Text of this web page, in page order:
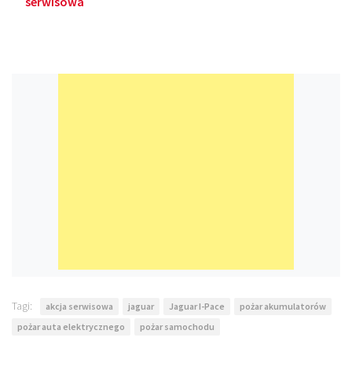
Tagi: akcja serwisowa jaguar Jaguar I-Pace
pożar akumulatorów
pożar auta elektrycznego
pożar samochodu